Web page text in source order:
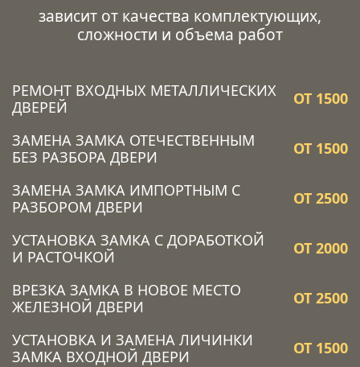
зависит от качества комплектующих,
сложности и объема работ
РЕМОНТ ВХОДНЫХ МЕТАЛЛИЧЕСКИХ
ДВЕРЕЙ
ОТ 1500
ЗАМЕНА ЗАМКА ОТЕЧЕСТВЕННЫМ
БЕЗ РАЗБОРА ДВЕРИ
ОТ 1500
ЗАМЕНА ЗАМКА ИМПОРТНЫМ С
РАЗБОРОМ ДВЕРИ
ОТ 2500
УСТАНОВКА ЗАМКА C ДОРАБОТКОЙ
И РАСТОЧКОЙ
ОТ 2000
ВРЕЗКА ЗАМКА В НОВОЕ МЕСТО
ЖЕЛЕЗНОЙ ДВЕРИ
ОТ 2500
УСТАНОВКА И ЗАМЕНА ЛИЧИНКИ
ЗАМКА ВХОДНОЙ ДВЕРИ
ОТ 1500